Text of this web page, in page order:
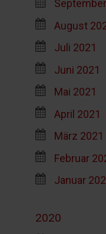
August
Juli 2021
Juni 2021
Mai 2021
April 2021
März 2021
Februar
Januar
2020